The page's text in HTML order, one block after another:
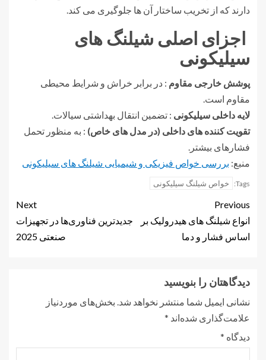
دارند که از تخریب ساختار آن ها جلوگیری می کند.
اجزای اصلی شیلنگ های
سیلیکونی
پوشش خارجی مقاوم : در برابر خراش و شرایط محیطی
مقاوم است.
لایه داخلی سیلیکونی : تضمین انتقال بهداشتی سیالات.
تقویت کننده های داخلی (در مدل های خاص) : به منظور تحمل
فشارهای بیشتر.
منبع: بررسی خواص فیزیکی و شیمیایی شیلنگ های سیلیکونی
Tags: خواص شیلنگ سیلیکونی
Previous
انواع شیلنگ های هیدرولیک بر
اساس فشار و دما
Next
جدیدترین فناوری‌ها در تجهیزات
صنعتی 2025
دیدگاهتان را بنویسید
نشانی ایمیل شما منتشر نخواهد شد. بخش‌های موردنیاز
علامت‌گذاری شده‌اند *
دیدگاه *